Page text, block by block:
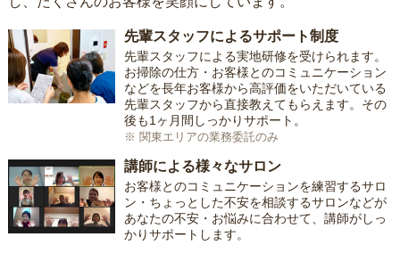
先輩スタッフによるサポート制度
先輩スタッフによる実地研修を受けられます。
お掃除の仕方・お客様とのコミュニケーション
などを長年お客様から高評価をいただいている
先輩スタッフから直接教えてもらえます。その
後も1ヶ月間しっかりサポート。
※ 関東エリアの業務委託のみ
講師による様々なサロン
お客様とのコミュニケーションを練習するサロ
ン・ちょっとした不安を相談するサロンなどが
あなたの不安・お悩みに合わせて、講師がしっ
かりサポートします。